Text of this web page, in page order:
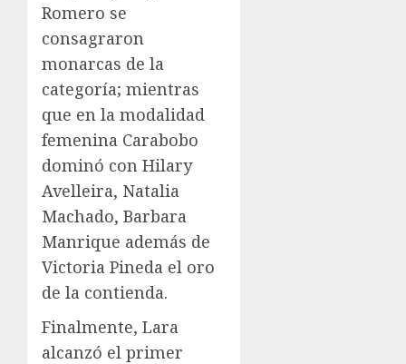
Romero se
consagraron
monarcas de la
categoría; mientras
que en la modalidad
femenina Carabobo
dominó con Hilary
Avelleira, Natalia
Machado, Barbara
Manrique además de
Victoria Pineda el oro
de la contienda.
Finalmente, Lara
alcanzó el primer